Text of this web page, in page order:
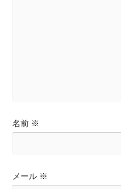
名前 ※
メール ※